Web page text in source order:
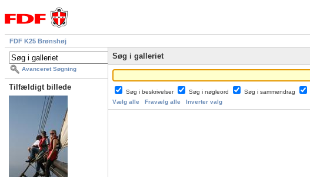
FDF K25 Brønshøj
Avanceret Søgning
Tilfældigt billede
Søg i galleriet
Søg i beskrivelser Søg i nøgleord Søg i sammendrag
Vælg alle
Fravælg alle Inverter valg